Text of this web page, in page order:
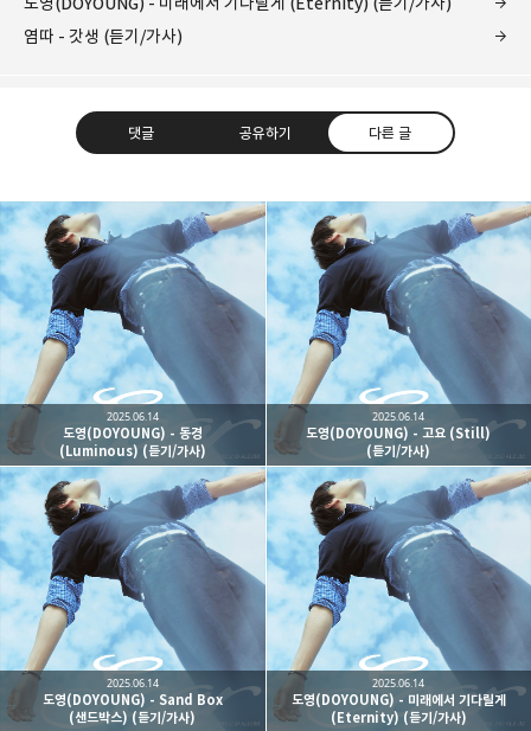
염따 - 갓생 (듣기/가사)
댓글 공유하기 다른 글
kjgsb
kjgsb 님의 블로그입니다.
구독하기
구독하기 카카오톡 라인 트위터
카카오스토리 밴드 네이버 블로그
도영(DOYOUNG) - 동경
(Luminous) (듣기/가사)
2025.06.14
도영(DOYOUNG) - 고요 (Still)
(듣기/가사)
2025.06.14
도영(DOYOUNG) - Sand Box
(샌드박스) (듣기/가사)
2025.06.14
도영(DOYOUNG) - 미래에서 기다릴게
(Eternity) (듣기/가사)
2025.06.14